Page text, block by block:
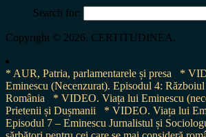
Search for:
Copyright © 2026, CERTITUDINEA.
* AUR, Patria, parlamentarele și presa
*
Eminescu (Necenzurat). Episodul 4:
România
* VIDEO. Viața lui Eminescu
Prietenii și Dușmanii
* VIDEO. Viața lui
Episodul 7 – Eminescu Jurnalistul și